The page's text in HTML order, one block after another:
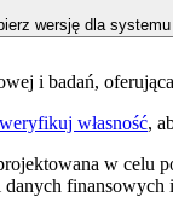
wersję dla
i badań,
własność,
w celu
finansowych